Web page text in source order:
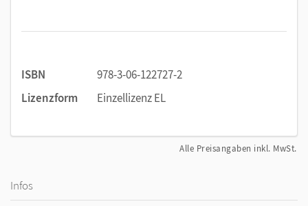
ISBN
978-3-06-122727-2
Lizenzform
Einzellizenz EL
Alle Preisangaben inkl. MwSt.
Infos